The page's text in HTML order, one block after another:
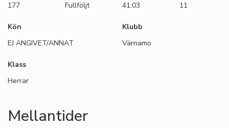
177
Fullföljt
41:03
11
Kön
EJ ANGIVET/ANNAT
Klubb
Värnamo
Klass
Herrar
Mellantider